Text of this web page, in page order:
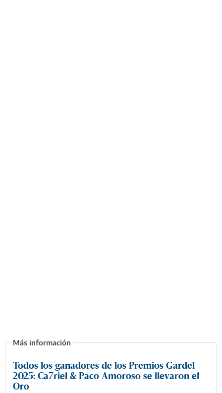
Todos los ganadores de los Premios Gardel
2025: Ca7riel & Paco Amoroso se llevaron el
Oro